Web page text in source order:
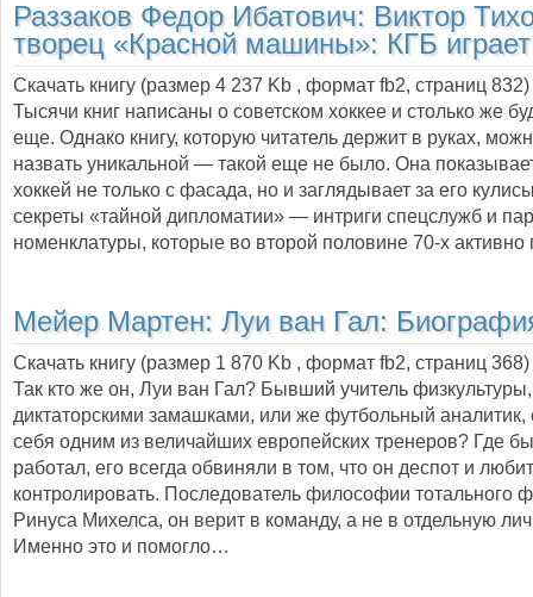
Раззаков Федор Ибатович: Виктор
творец «Красной машины»: КГБ играет
Скачать книгу (размер 4 237 Kb , формат fb2, страниц 832
Тысячи книг написаны о советском хоккее и столько же
еще. Однако книгу, которую читатель держит в руках,
назвать уникальной — такой еще не было. Она
хоккей не только с фасада, но и заглядывает за его
секреты «тайной дипломатии» — интриги спецслужб и
номенклатуры, которые во второй половине 70-х
Мейер Мартен: Луи ван Гал:
Скачать книгу (размер 1 870 Kb , формат fb2, страниц 368
Так кто же он, Луи ван Гал? Бывший учитель
диктаторскими замашками, или же футбольный
себя одним из величайших европейских тренеров? Где
работал, его всегда обвиняли в том, что он деспот и
контролировать. Последователь философии тотального
Ринуса Михелса, он верит в команду, а не в отдельную
Именно это и помогло…